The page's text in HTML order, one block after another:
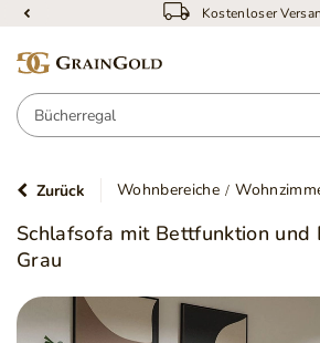
Kostenloser
Zurück Wohnbereiche
Schlafsofa mit Bettfunktion und
Grau